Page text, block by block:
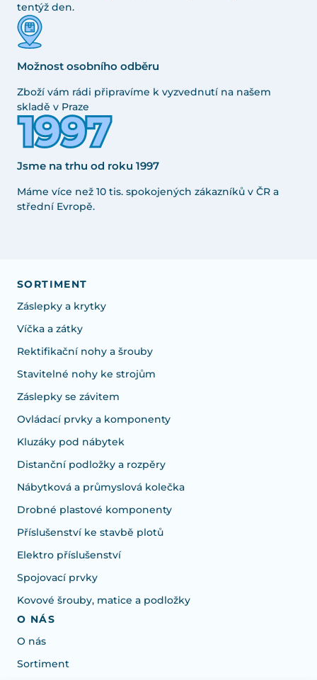
tentýž den.
Možnost osobního odběru
Zboží vám rádi připravíme k vyzvednutí na našem
skladě v Praze
Jsme na trhu od roku 1997
Máme více než 10 tis. spokojených zákazníků v ČR a
střední Evropě.
SORTIMENT
Záslepky a krytky
Víčka a zátky
Rektifikační nohy a šrouby
Stavitelné nohy ke strojům
Záslepky se závitem
Ovládací prvky a komponenty
Kluzáky pod nábytek
Distanční podložky a rozpěry
Nábytková a průmyslová kolečka
Drobné plastové komponenty
Příslušenství ke stavbě plotů
Elektro příslušenství
Spojovací prvky
Kovové šrouby, matice a podložky
O NÁS
O nás
Sortiment